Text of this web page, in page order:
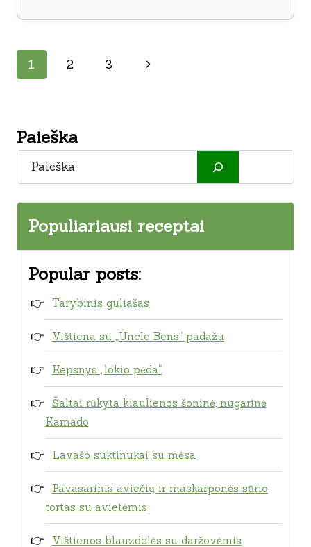
Page
1 2 3
Next
Paieška
Paieška
Populiariausi receptai
Popular posts:
Tarybinis guliašas
Vištiena su „Uncle Bens” padažu
Kepsnys „lokio pėda“
Šaltai rūkyta kiaulienos šoninė, nugarinė
Kamado
Lavašo suktinukai su mėsa
Pavasarinis aviečių ir maskarponės sūrio
tortas su avietėmis
Vištienos blauzdelės su daržovėmis